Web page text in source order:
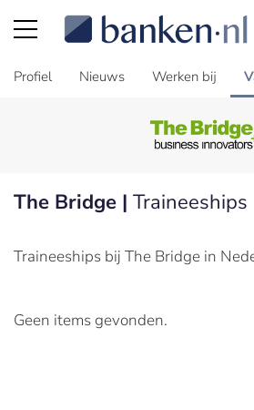
Profiel Nieuws Werken bij
The Bridge | Traineeships
Traineeships bij The Bridge in
Geen items gevonden.